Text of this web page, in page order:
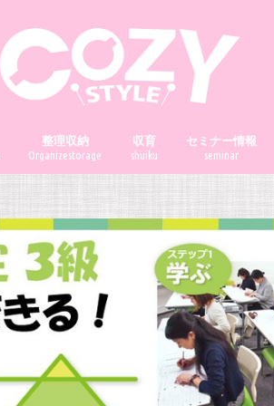
整理収納
Organizestorage
収育
shuiku
セミナー情報
seminar